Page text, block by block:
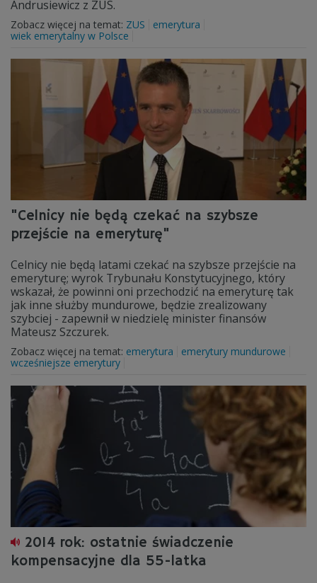
Andrusiewicz z ZUS.
Zobacz więcej na temat: ZUS
emerytura
wiek emerytalny w Polsce
"Celnicy nie będą czekać na szybsze
przejście na emeryturę"
Celnicy nie będą latami czekać na szybsze przejście na
emeryturę; wyrok Trybunału Konstytucyjnego, który
wskazał, że powinni oni przechodzić na emeryturę tak
jak inne służby mundurowe, będzie zrealizowany
szybciej - zapewnił w niedzielę minister finansów
Mateusz Szczurek.
Zobacz więcej na temat: emerytura
emerytury mundurowe
wcześniejsze emerytury
2014 rok: ostatnie świadczenie
kompensacyjne dla 55-latka